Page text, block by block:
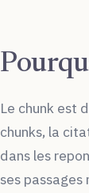
Le chunk est
chunks, la
dans les
ses